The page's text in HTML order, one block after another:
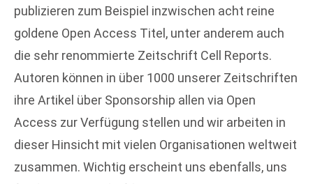
publizieren zum Beispiel inzwischen acht reine
goldene Open Access Titel, unter anderem auch
die sehr renommierte Zeitschrift Cell Reports.
Autoren können in über 1000 unserer Zeitschriften
ihre Artikel über Sponsorship allen via Open
Access zur Verfügung stellen und wir arbeiten in
dieser Hinsicht mit vielen Organisationen weltweit
zusammen. Wichtig erscheint uns ebenfalls, uns